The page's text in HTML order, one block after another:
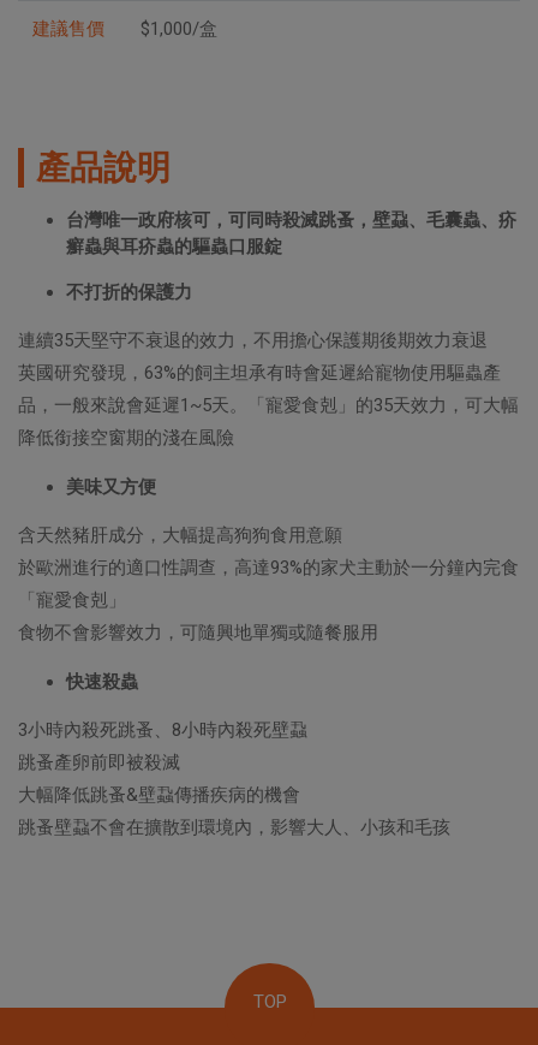
建議售價 $1,000/盒
產品說明
台灣唯一政府核可，可同時殺滅跳蚤，壁蝨、毛囊蟲、疥
癬蟲與耳疥蟲的驅蟲口服錠
不打折的保護力
連續35天堅守不衰退的效力，不用擔心保護期後期效力衰退
英國研究發現，63%的飼主坦承有時會延遲給寵物使用驅蟲產
品，一般來說會延遲1~5天。「寵愛食剋」的35天效力，可大幅
降低銜接空窗期的淺在風險
美味又方便
含天然豬肝成分，大幅提高狗狗食用意願
於歐洲進行的適口性調查，高達93%的家犬主動於一分鐘內完食
「寵愛食剋」
食物不會影響效力，可隨興地單獨或隨餐服用
快速殺蟲
3小時內殺死跳蚤、8小時內殺死壁蝨
跳蚤產卵前即被殺滅
大幅降低跳蚤&壁蝨傳播疾病的機會
跳蚤壁蝨不會在擴散到環境內，影響大人、小孩和毛孩
TOP